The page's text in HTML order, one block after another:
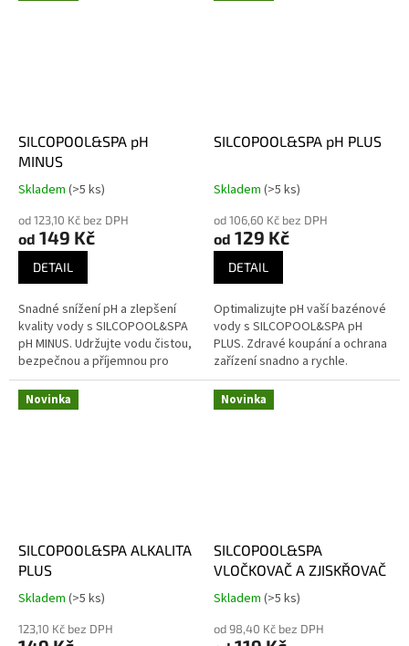
SILCOPOOL&SPA pH
MINUS
Průměrné
produktu
je
hvězdiček.
Skladem (>5 ks)
od 123,10 Kč bez DPH
od 149 Kč
DETAIL
Snadné snížení pH a zlepšení
kvality vody s SILCOPOOL&SPA
pH MINUS. Udržujte vodu čistou,
bezpečnou a příjemnou pro
koupání.
SILCOPOOL&SPA pH PLUS
Průměrné
produktu
je
hvězdiček.
Skladem (>5 ks)
od 106,60 Kč bez DPH
od 129 Kč
DETAIL
Optimalizujte pH vaší bazénové
vody s SILCOPOOL&SPA pH
PLUS. Zdravé koupání a ochrana
zařízení snadno a rychle.
Novinka
SILCOPOOL&SPA ALKALITA
PLUS
Průměrné
produktu
Skladem (>5 ks)
123,10 Kč bez DPH
Novinka
SILCOPOOL&SPA
VLOČKOVAČ A ZJISKŘOVAČ
Průměrné
produktu
Skladem (>5 ks)
od 98,40 Kč bez DPH